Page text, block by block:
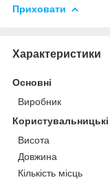
Приховати
Характеристики
Основні
Виробник
Висота
Довжина
Кількість місць